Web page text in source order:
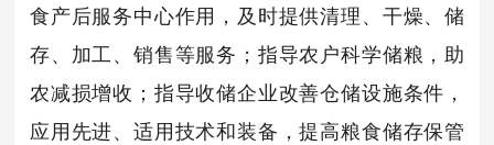
食产后服务中心作用，及时提供清理、干燥、储
存、加工、销售等服务；指导农户科学储粮，助
农减损增收；指导收储企业改善仓储设施条件，
应用先进、适用技术和装备，提高粮食储存保管